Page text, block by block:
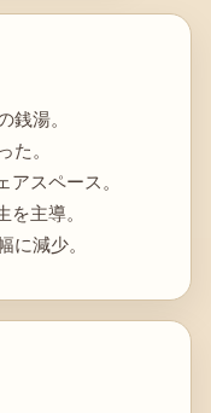
銭湯。
た。
スペース。
主導。
に減少。